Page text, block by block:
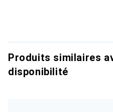
Produits similaires
disponibilité